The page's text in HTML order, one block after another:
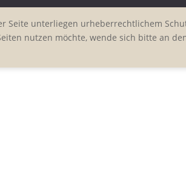
Seite unterliegen urheberrechtlichem
nutzen möchte, wende sich bitte an